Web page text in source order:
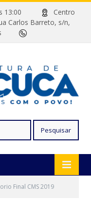
às 13:00
Centro
Carlos Barreto, s/n,
Final CMS 2019